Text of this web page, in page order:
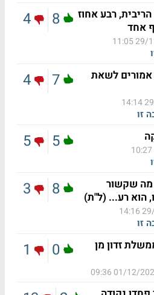
רבע אחוז
אחד
29/11/
8
4
אמורים לשאת
זו
7
4
5
5
מה שקשור
הוא רע... (ל"ת)
29/
זו
8
3
זדון מן
01/12/2023
0
1